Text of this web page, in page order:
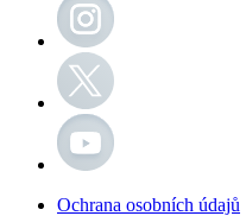
Ochrana osobních údajů